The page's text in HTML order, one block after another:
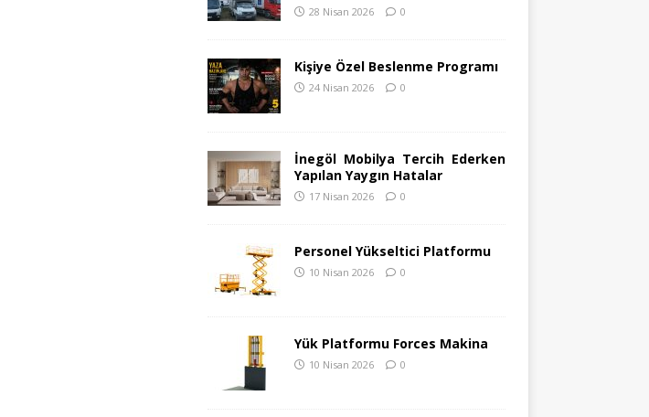
28 Nisan 2026 0
Kişiye Özel Beslenme Programı
24 Nisan 2026 0
İnegöl Mobilya Tercih Ederken
Yapılan Yaygın Hatalar
17 Nisan 2026 0
Personel Yükseltici Platformu
10 Nisan 2026 0
Yük Platformu Forces Makina
10 Nisan 2026 0